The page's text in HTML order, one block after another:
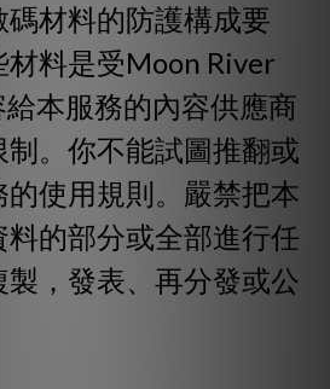
材料的防護構成要
材料是受Moon River
本服務的內容供應商
。你不能試圖推翻或
使用規則。嚴禁把本
料的部分或全部進行任
，發表、再分發或公